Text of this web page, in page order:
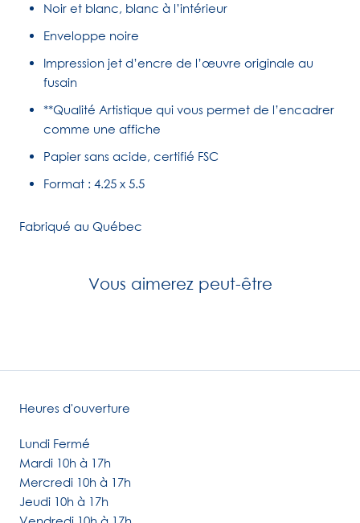
Noir et blanc, blanc à l’intérieur
Enveloppe noire
Impression jet d’encre de l’œuvre originale au
fusain
**Qualité Artistique qui vous permet de l’encadrer
comme une affiche
Papier sans acide, certifié FSC
Format : 4.25 x 5.5
Fabriqué au Québec
Vous aimerez peut-être
Heures d'ouverture
Lundi Fermé
Mardi 10h à 17h
Mercredi 10h à 17h
Jeudi 10h à 17h